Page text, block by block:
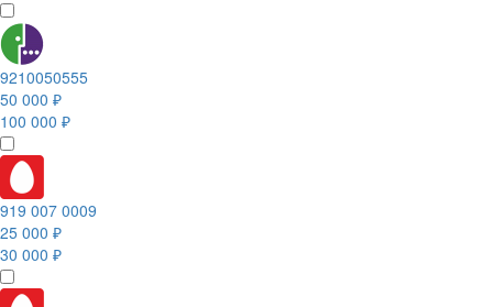
9210050555
50 000 ₽
100 000 ₽
919 007 0009
25 000 ₽
30 000 ₽